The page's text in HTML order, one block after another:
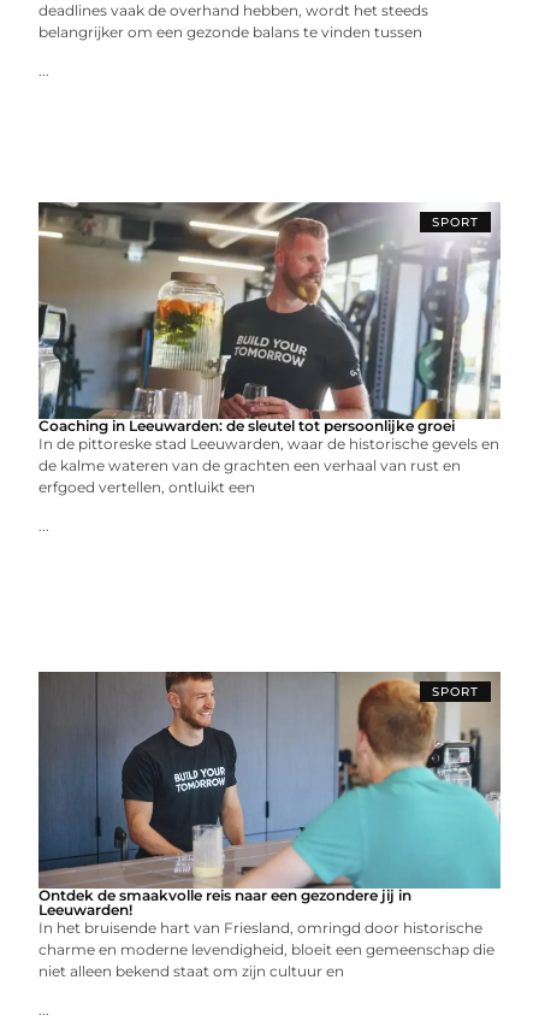
deadlines vaak de overhand hebben, wordt het steeds
belangrijker om een gezonde balans te vinden tussen
...
SPORT
Coaching in Leeuwarden: de sleutel tot persoonlijke groei
In de pittoreske stad Leeuwarden, waar de historische gevels en
de kalme wateren van de grachten een verhaal van rust en
erfgoed vertellen, ontluikt een
...
SPORT
Ontdek de smaakvolle reis naar een gezondere jij in
Leeuwarden!
In het bruisende hart van Friesland, omringd door historische
charme en moderne levendigheid, bloeit een gemeenschap die
niet alleen bekend staat om zijn cultuur en
...